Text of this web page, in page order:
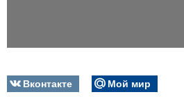
Вконтакте Мой мир